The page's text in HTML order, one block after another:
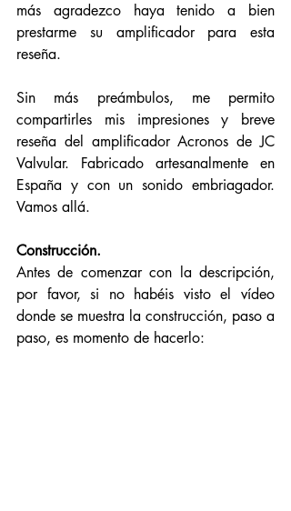
más agradezco haya tenido a bien
prestarme su amplificador para esta
reseña.
Sin más preámbulos, me permito
compartirles mis impresiones y breve
reseña del amplificador Acronos de JC
Valvular. Fabricado artesanalmente en
España y con un sonido embriagador.
Vamos allá.
Construcción.
Antes de comenzar con la descripción,
por favor, si no habéis visto el vídeo
donde se muestra la construcción, paso a
paso, es momento de hacerlo: